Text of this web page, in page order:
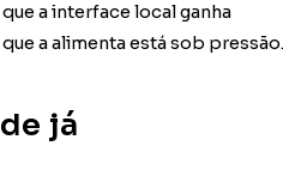
a interface local ganha
a alimenta está sob pressão.
já